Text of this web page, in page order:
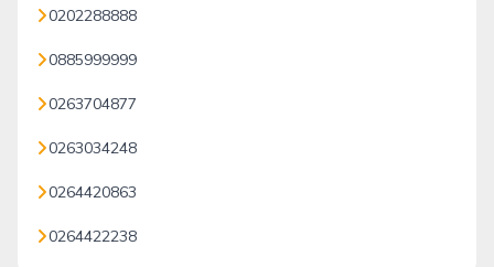
0202288888
0885999999
0263704877
0263034248
0264420863
0264422238